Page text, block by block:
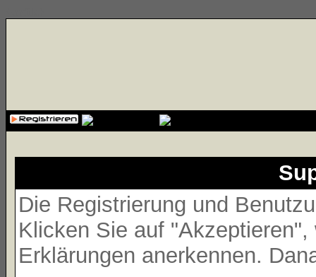
Die Registrierung und
Klicken Sie auf
Erklärungen anerkennen.